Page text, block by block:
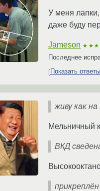
У меня
даже буду
Jameson
Последнее
Показать ответы
живу как
Мельничный
ВКД